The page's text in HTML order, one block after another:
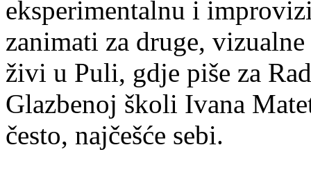
eksperimentalnu i
zanimati za druge,
živi u Puli, gdje piše za
Glazbenoj školi Ivana
često, najčešće sebi.